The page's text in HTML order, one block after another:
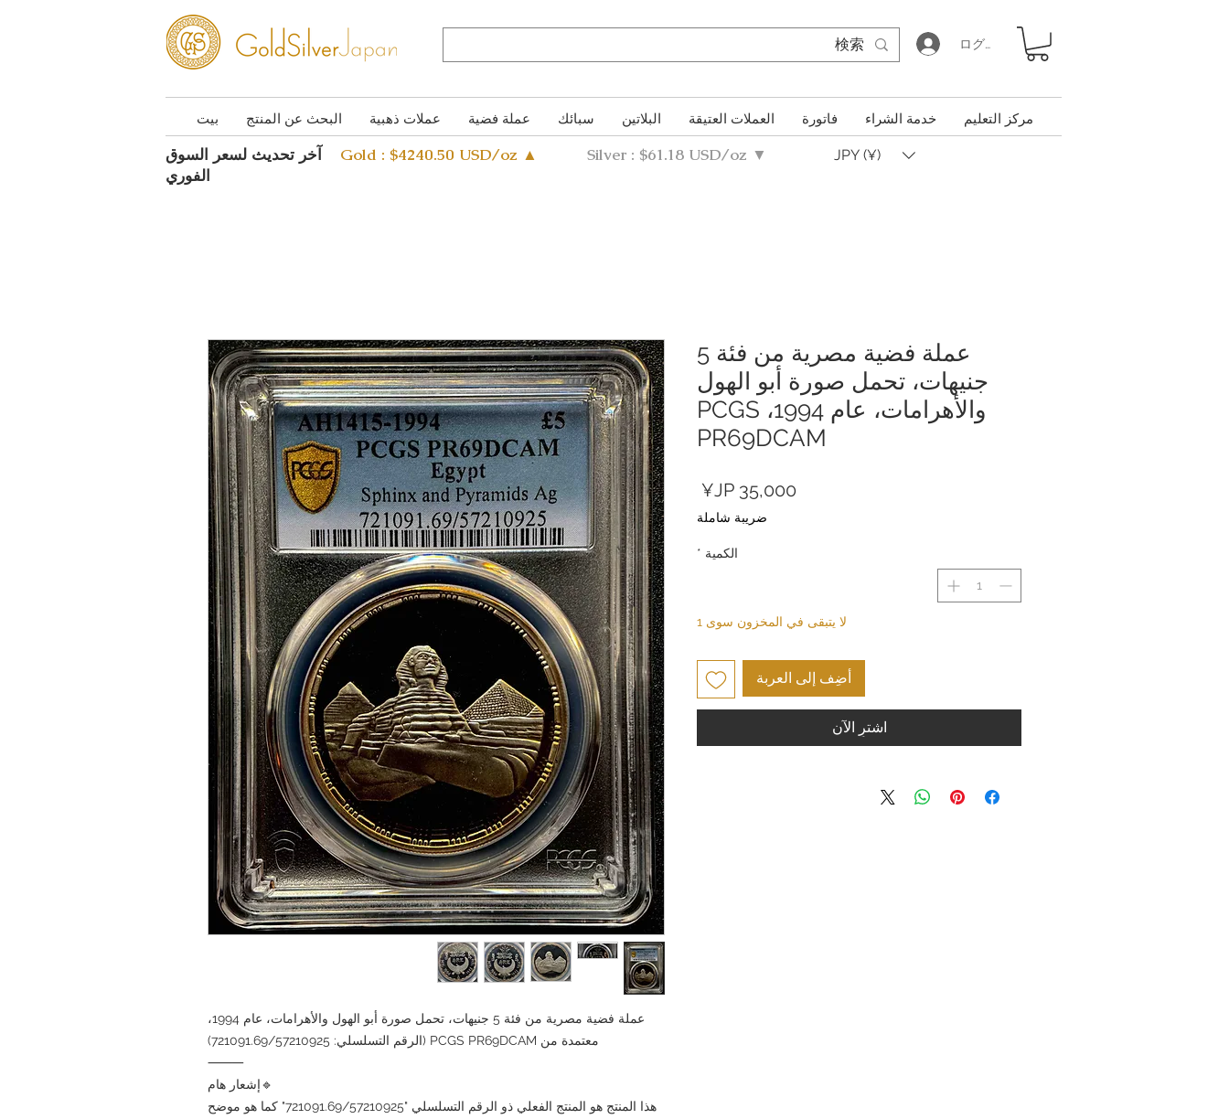
ログイン
بيت البحث عن المنتج عملات ذهبية عملة فضية سبائك البلاتين العملات العتيقة فاتورة خدمة الشراء مركز التعليم
آخر تحديث لسعر السوق
الفوري
Gold : $4240.50 USD/oz ▲ Silver : $61.18 USD/oz ▼ JPY (¥)
عملة فضية مصرية من فئة 5 جنيهات، تحمل صورة أبو الهول والأهرامات، عام 1994،
معتمدة من PCGS PR69DCAM (الرقم التسلسلي: 721091.69/57210925)
⸻
🔹إشعار هام
هذا المنتج هو المنتج الفعلي ذو الرقم التسلسلي "721091.69/57210925" كما هو موضح
عملة فضية مصرية من فئة 5
جنيهات، تحمل صورة أبو الهول
والأهرامات، عام 1994، PCGS
PR69DCAM
السعر
ضريبة شاملة
الكمية *
لا يتبقى في المخزون سوى 1
أضِف إلى العربة
اشترِ الآن